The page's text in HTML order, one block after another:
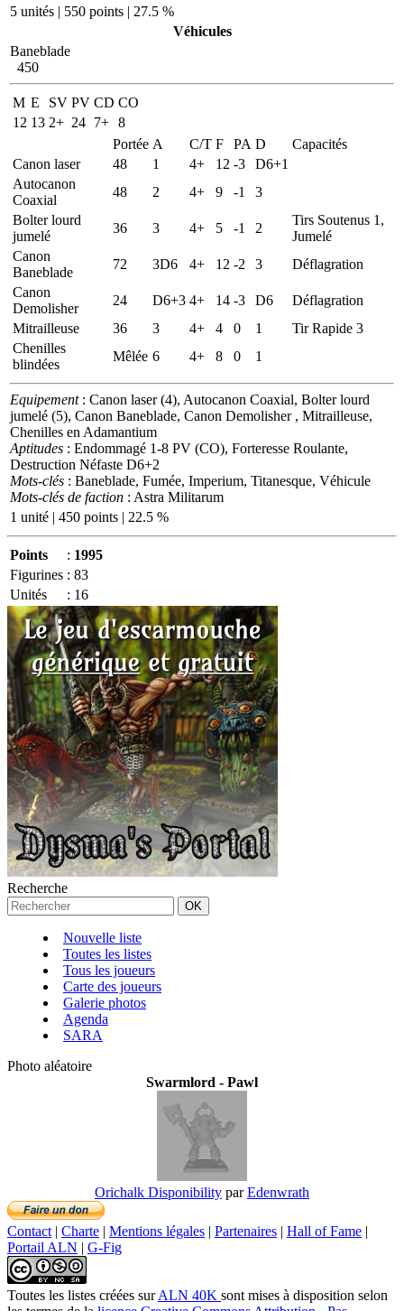
5 unités | 550 points | 27.5 %
Véhicules
Baneblade
450
M E SV PV CD CO
12 13 2+ 24 7+ 8
Portée A C/T F PA D
Capacités
Canon laser
48 1 4+ 12 -3
D6+1
Autocanon
Coaxial
48 2 4+ 9 -1
3
Bolter lourd
jumelé
36 3 4+ 5 -1 2
Tirs Soutenus 1,
Jumelé
Canon
Baneblade
72 3D6 4+ 12 -2 3
Déflagration
Canon
Demolisher
24 D6+3 4+ 14 -3 D6
Déflagration
Mitrailleuse
36 3 4+ 4 0 1
Tir Rapide 3
Chenilles
blindées
Mêlée 6 4+ 8 0 1
Equipement: Canon laser (4), Autocanon Coaxial, Bolter lourd
jumelé (5), Canon Baneblade, Canon Demolisher , Mitrailleuse,
Chenilles en Adamantium
Aptitudes : Endommagé 1-8 PV (CO), Forteresse Roulante,
Destruction Néfaste D6+2
Mots-clés : Baneblade, Fumée, Imperium, Titanesque, Véhicule
Mots-clés de faction : Astra Militarum
1 unité | 450 points | 22.5 %
Points : 1995
Figurines : 83
Unités
: 16
Recherche
Nouvelle liste
Toutes les listes
Tous les joueurs
Carte des joueurs
Galerie photos
Agenda
SARA
Photo aléatoire
Swarmlord - Pawl
Orichalk Disponibility parEdenwrath
Contact | Charte | Mentions légales | Partenaires | Hall of Fame |
Portail ALN | G-Fig
Toutes les listes créées surALN 40K sont mises à disposition selon